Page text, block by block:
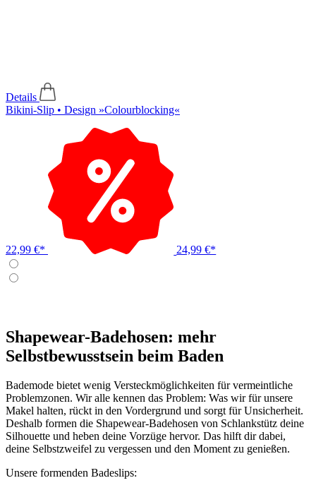
Details
Bikini-Slip • Design »Colourblocking«
22,99 €* 24,99 €*
Shapewear-Badehosen: mehr
Selbstbewusstsein beim Baden
Bademode bietet wenig Versteckmöglichkeiten für vermeintliche
Problemzonen. Wir alle kennen das Problem: Was wir für unsere
Makel halten, rückt in den Vordergrund und sorgt für Unsicherheit.
Deshalb formen die Shapewear-Badehosen von Schlankstütz deine
Silhouette und heben deine Vorzüge hervor. Das hilft dir dabei,
deine Selbstzweifel zu vergessen und den Moment zu genießen.
Unsere formenden Badeslips: